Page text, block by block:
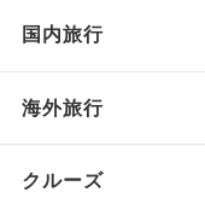
国内旅行
海外旅行
クルーズ